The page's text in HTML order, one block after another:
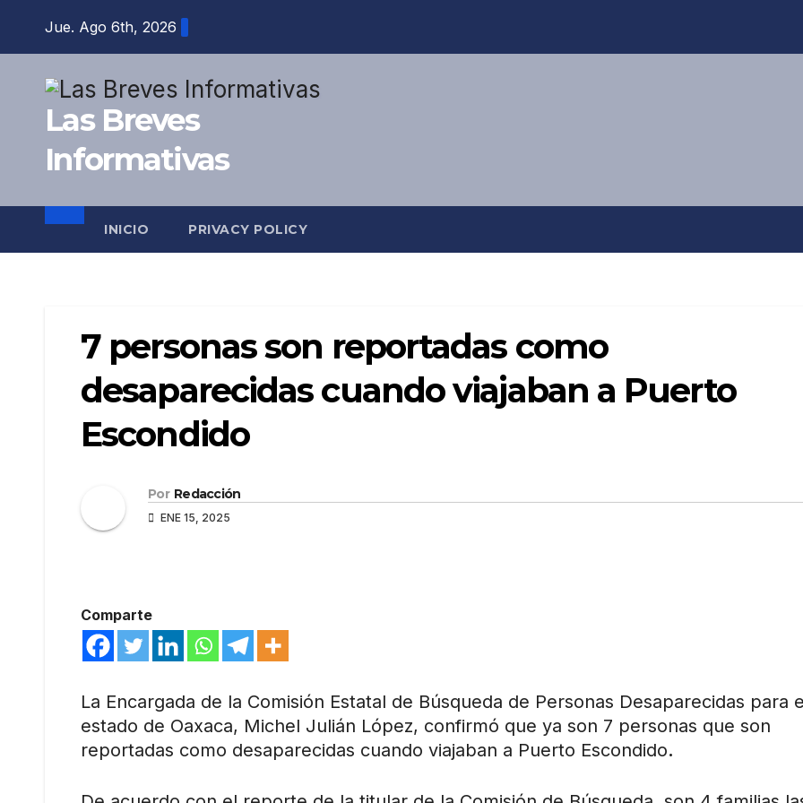
Jue. Ago 6th, 2026
Las Breves
Informativas
INICIO PRIVACY POLICY
7 personas son reportadas como
desaparecidas cuando viajaban a Puerto
Escondido
Por Redacción
ENE 15, 2025
Comparte
La Encargada de la Comisión Estatal de Búsqueda de Personas Desaparecidas para
estado de Oaxaca, Michel Julián López, confirmó que ya son 7 personas que son
reportadas como desaparecidas cuando viajaban a Puerto Escondido.